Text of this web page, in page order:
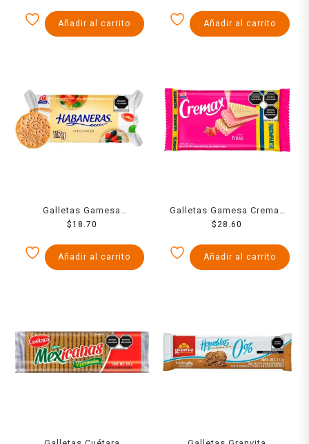
Añadir al carrito Añadir al carrito
Galletas Gamesa
Habaneras Clásicas trigo,
$18.70
Añadir al carrito
Galletas Gamesa Cremax
tipo wafer con relleno
$ 28.60
Añadir al carrito